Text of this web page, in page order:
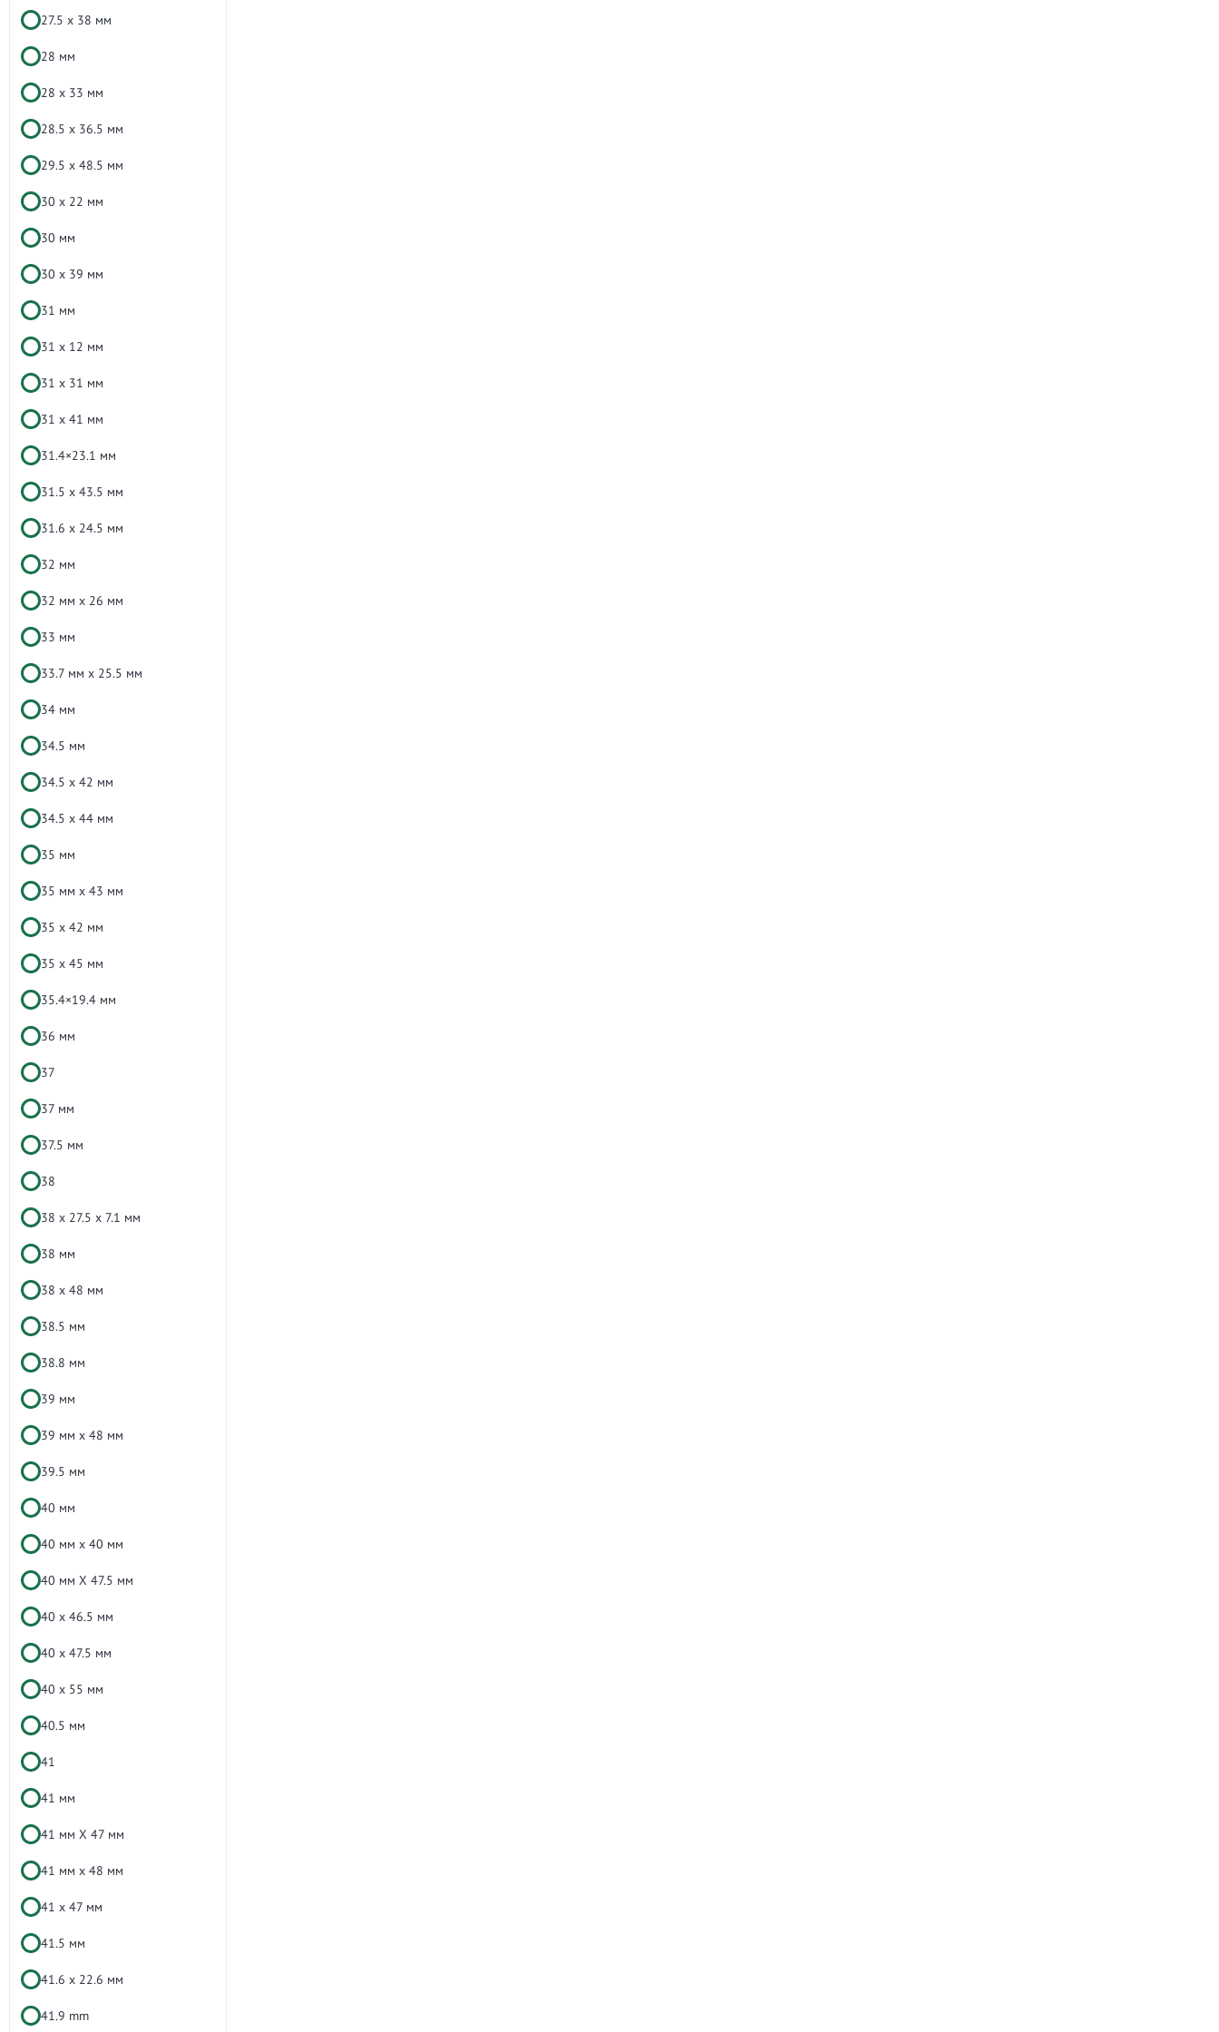
27.5 х 38 мм
28 мм
28 х 33 мм
28.5 х 36.5 мм
29.5 х 48.5 мм
30 x 22 мм
30 мм
30 х 39 мм
31 мм
31 х 12 мм
31 х 31 мм
31 х 41 мм
31.4×23.1 мм
31.5 х 43.5 мм
31.6 x 24.5 мм
32 мм
32 мм х 26 мм
33 мм
33.7 мм x 25.5 мм
34 мм
34.5 мм
34.5 х 42 мм
34.5 х 44 мм
35 мм
35 мм х 43 мм
35 х 42 мм
35 х 45 мм
35.4×19.4 мм
36 мм
37
37 мм
37.5 мм
38
38 x 27.5 х 7.1 мм
38 мм
38 х 48 мм
38.5 мм
38.8 мм
39 мм
39 мм x 48 мм
39.5 мм
40 мм
40 мм x 40 мм
40 мм X 47.5 мм
40 х 46.5 мм
40 х 47.5 мм
40 х 55 мм
40.5 мм
41
41 мм
41 мм X 47 мм
41 мм x 48 мм
41 х 47 мм
41.5 мм
41.6 х 22.6 мм
41.9 mm